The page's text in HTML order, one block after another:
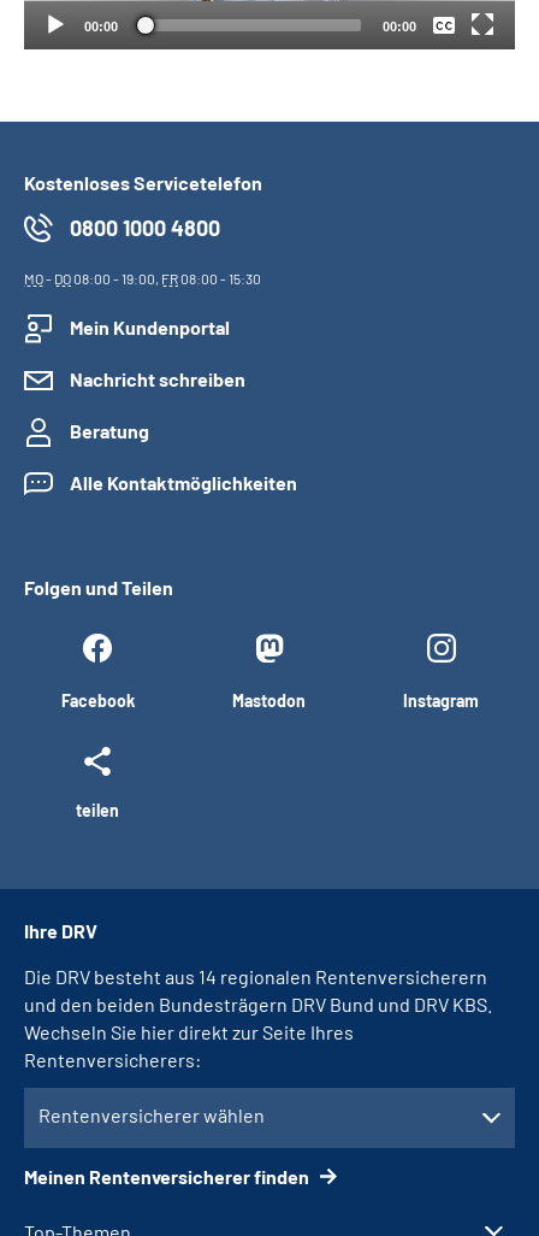
00:00 00:00
Kostenloses Servicetelefon
0800 1000 4800
MO- DO08:00 - 19:00, FR08:00 - 15:30
Mein Kundenportal
Nachricht schreiben
Beratung
Alle Kontaktmöglichkeiten
Folgen und Teilen
Facebook Mastodon Instagram
teilen
Top-Themen
Ihre DRV
Die DRV besteht aus 14 regionalen Rentenversicherern
und den beiden Bundesträgern DRV Bund und DRV KBS.
Wechseln Sie hier direkt zur Seite Ihres
Rentenversicherers:
Rentenversicherer wählen
Meinen Rentenversicherer finden